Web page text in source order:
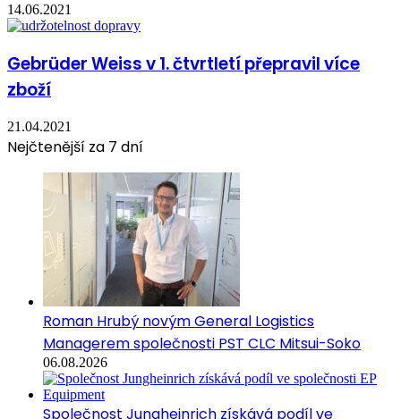
14.06.2021
Gebrüder Weiss v 1. čtvrtletí přepravil více
zboží
21.04.2021
Nejčtenější za 7 dní
Roman Hrubý novým General Logistics
Managerem společnosti PST CLC Mitsui-Soko
06.08.2026
Společnost Jungheinrich získává podíl ve